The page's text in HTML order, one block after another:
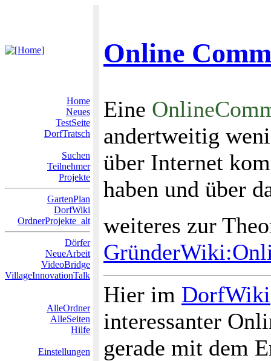
Online
Home
Neues
TestSeite
DorfTratsch
Suchen
Teilnehmer
Projekte
GartenPlan
DorfWiki
OrdnerProjekte_alt
Dörfer
NeueArbeit
VideoBridge
VillageInnovationTalk
AlleOrdner
AlleSeiten
Hilfe
Einstellungen
Eine
andertweitig
über Internet
haben und über
weiteres zur
Hier im DorfWiki
interessanter
gerade mit dem